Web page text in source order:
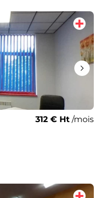
312 € Ht /mois